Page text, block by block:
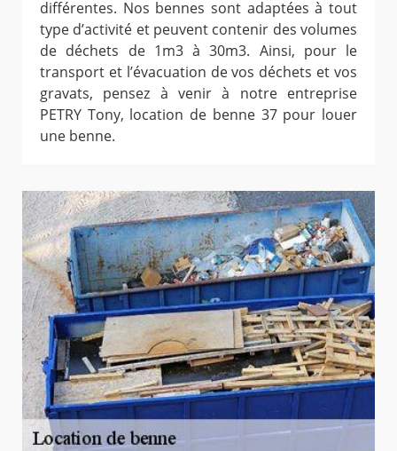
différentes. Nos bennes sont adaptées à tout
type d’activité et peuvent contenir des volumes
de déchets de 1m3 à 30m3. Ainsi, pour le
transport et l’évacuation de vos déchets et vos
gravats, pensez à venir à notre entreprise
PETRY Tony, location de benne 37 pour louer
une benne.